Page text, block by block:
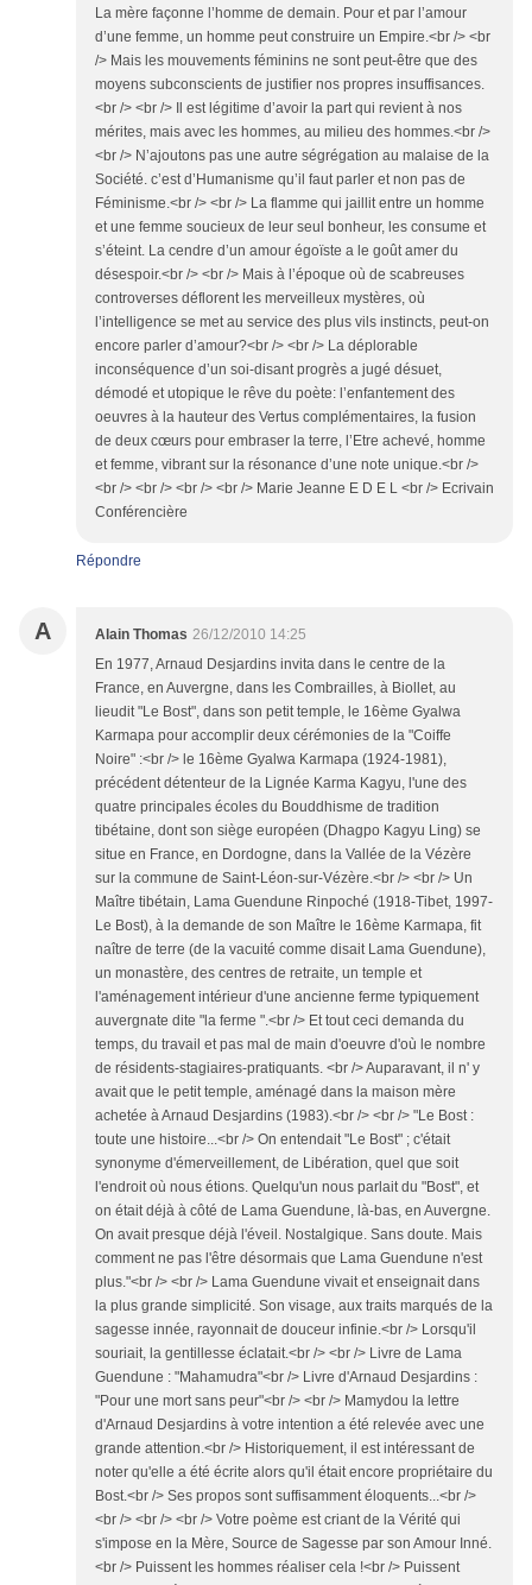
La mère façonne l’homme de demain. Pour et par l’amour
d’une femme, un homme peut construire un Empire.<br /> <br
/> Mais les mouvements féminins ne sont peut-être que des
moyens subconscients de justifier nos propres insuffisances.
<br /> <br /> Il est légitime d’avoir la part qui revient à nos
mérites, mais avec les hommes, au milieu des hommes.<br />
<br /> N’ajoutons pas une autre ségrégation au malaise de la
Société. c’est d’Humanisme qu’il faut parler et non pas de
Féminisme.<br /> <br /> La flamme qui jaillit entre un homme
et une femme soucieux de leur seul bonheur, les consume et
s’éteint. La cendre d’un amour égoïste a le goût amer du
désespoir.<br /> <br /> Mais à l’époque où de scabreuses
controverses déflorent les merveilleux mystères, où
l’intelligence se met au service des plus vils instincts, peut-on
encore parler d’amour?<br /> <br /> La déplorable
inconséquence d’un soi-disant progrès a jugé désuet,
démodé et utopique le rêve du poète: l’enfantement des
oeuvres à la hauteur des Vertus complémentaires, la fusion
de deux cœurs pour embraser la terre, l’Etre achevé, homme
et femme, vibrant sur la résonance d’une note unique.<br />
<br /> <br /> <br /> <br /> Marie Jeanne E D E L <br /> Ecrivain
Conférencière
Répondre
A Alain Thomas 26/12/2010 14:25
En 1977, Arnaud Desjardins invita dans le centre de la
France, en Auvergne, dans les Combrailles, à Biollet, au
lieudit "Le Bost", dans son petit temple, le 16ème Gyalwa
Karmapa pour accomplir deux cérémonies de la "Coiffe
Noire" :<br /> le 16ème Gyalwa Karmapa (1924-1981),
précédent détenteur de la Lignée Karma Kagyu, l'une des
quatre principales écoles du Bouddhisme de tradition
tibétaine, dont son siège européen (Dhagpo Kagyu Ling) se
situe en France, en Dordogne, dans la Vallée de la Vézère
sur la commune de Saint-Léon-sur-Vézère.<br /> <br /> Un
Maître tibétain, Lama Guendune Rinpoché (1918-Tibet, 1997-
Le Bost), à la demande de son Maître le 16ème Karmapa, fit
naître de terre (de la vacuité comme disait Lama Guendune),
un monastère, des centres de retraite, un temple et
l'aménagement intérieur d'une ancienne ferme typiquement
auvergnate dite "la ferme ".<br /> Et tout ceci demanda du
temps, du travail et pas mal de main d'oeuvre d'où le nombre
de résidents-stagiaires-pratiquants. <br /> Auparavant, il n' y
avait que le petit temple, aménagé dans la maison mère
achetée à Arnaud Desjardins (1983).<br /> <br /> "Le Bost :
toute une histoire...<br /> On entendait "Le Bost" ; c'était
synonyme d'émerveillement, de Libération, quel que soit
l'endroit où nous étions. Quelqu'un nous parlait du "Bost", et
on était déjà à côté de Lama Guendune, là-bas, en Auvergne.
On avait presque déjà l'éveil. Nostalgique. Sans doute. Mais
comment ne pas l'être désormais que Lama Guendune n'est
plus."<br /> <br /> Lama Guendune vivait et enseignait dans
la plus grande simplicité. Son visage, aux traits marqués de la
sagesse innée, rayonnait de douceur infinie.<br /> Lorsqu'il
souriait, la gentillesse éclatait.<br /> <br /> Livre de Lama
Guendune : "Mahamudra"<br /> Livre d'Arnaud Desjardins :
"Pour une mort sans peur"<br /> <br /> Mamydou la lettre
d'Arnaud Desjardins à votre intention a été relevée avec une
grande attention.<br /> Historiquement, il est intéressant de
noter qu'elle a été écrite alors qu'il était encore propriétaire du
Bost.<br /> Ses propos sont suffisamment éloquents...<br />
<br /> <br /> <br /> Votre poème est criant de la Vérité qui
s'impose en la Mère, Source de Sagesse par son Amour Inné.
<br /> Puissent les hommes réaliser cela !<br /> Puissent